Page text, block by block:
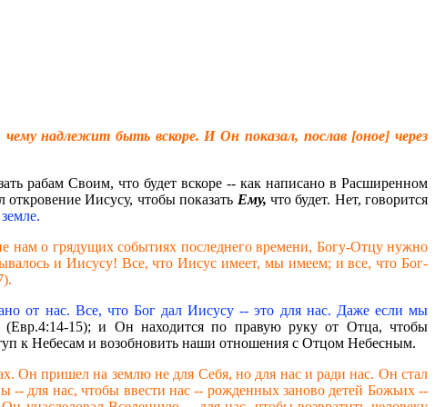
надлежит быть вскоре. И Он показал, послав [оное] через
рабам Своим, что будет вскоре -- как написано в Расширенном
Иисусу, чтобы показать Ему, что будет. Нет, говорится
нам о грядущих событиях последнего времени, Богу-Отцу нужно
и Иисусу! Все, что Иисус имеет, мы имеем; и все, что Бог-
от нас. Все, что Бог дал Иисусу -- это для нас. Даже если мы
15); и Он находится по правую руку от Отца, чтобы
к Небесам и возобновить наши отношения с Отцом Небесным.
Он пришел на землю не для Себя, но для нас и ради нас. Он стал
для нас, чтобы ввести нас -- рожденных заново детей Божьих --